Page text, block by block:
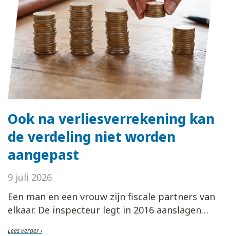
Ook na verliesverrekening kan
de verdeling niet worden
aangepast
9 juli 2026
Een man en een vrouw zijn fiscale partners van
elkaar. De inspecteur legt in 2016 aanslagen
Lees verder ›